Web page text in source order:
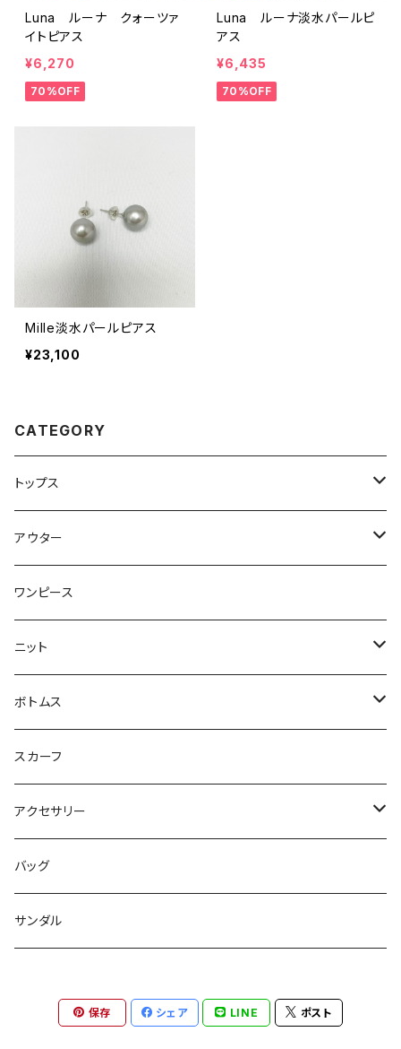
Luna ルーナ クォーツァ
イトピアス
¥6,270
70%OFF
Luna ルーナ淡水パールピ
アス
¥6,435
70%OFF
Mille淡水パールピアス
¥23,100
CATEGORY
トップス
トップス
ブラウス
Tシャツ
アウター
ジャケット
コート
ジレ
ブルゾン
ワンピース
ニット
ニット
カットソー
カーディガン
ジレ
ワンピース
ボトムス
スカート
パンツ
スカーフ
アクセサリー
ネックレス
バングル
スリッパ
バッグ
サンダル
保存 シェア LINE ポスト